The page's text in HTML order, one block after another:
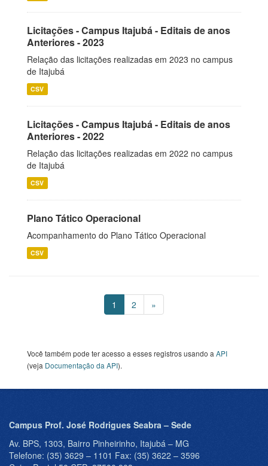
Licitações - Campus Itajubá - Editais de anos
Anteriores - 2023
Relação das licitações realizadas em 2023 no campus
de Itajubá
CSV
Licitações - Campus Itajubá - Editais de anos
Anteriores - 2022
Relação das licitações realizadas em 2022 no campus
de Itajubá
CSV
Plano Tático Operacional
Acompanhamento do Plano Tático Operacional
CSV
1 2 »
Você também pode ter acesso a esses registros usando a API
(veja Documentação da API).
Campus Prof. José Rodrigues Seabra – Sede
Av. BPS, 1303, Bairro Pinheirinho, Itajubá – MG
Telefone: (35) 3629 – 1101 Fax: (35) 3622 – 3596